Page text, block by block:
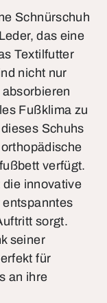
Schnürschuh
das eine
Textilfutter
nicht nur
Fußklima zu
Schuhs
verfügt.
innovative
sorgt.
seiner
für
an ihre